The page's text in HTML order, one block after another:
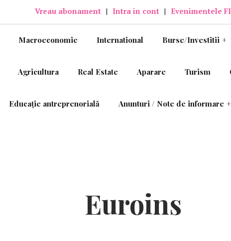
Vreau abonament | Intra in cont | Evenimentele FI
Macroeconomie International Burse/Investitii +
Agricultura Real Estate Aparare Turism
Educație antreprenorială Anunturi / Note de informare +
Euroins